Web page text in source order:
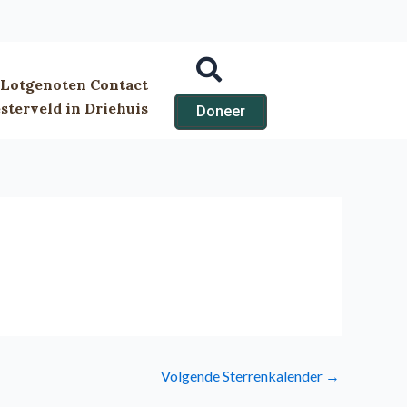
Lotgenoten Contact
in Driehuis
Doneer
Volgende Sterrenkalender →